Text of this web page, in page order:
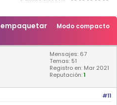
Modo compacto
Mensajes: 67
Temas: 51
Registro en: Mar 2021
Reputación:1
#11